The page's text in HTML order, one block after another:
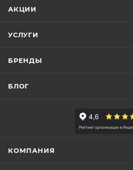
АКЦИИ
УСЛУГИ
БРЕНДЫ
БЛОГ
КОМПАНИЯ